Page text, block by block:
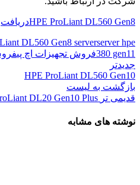
HPE ProLiant DL560 Gen8دریافت
DL560 Gen8 serverserver hpe
380 gen11فروش تجهیزات اچ پی
جدیدتر
HPE ProLiant DL560 Gen10
بازگشت به لیست
قدیمی تر DL20 Gen10 Plus
نوشته های مشابه